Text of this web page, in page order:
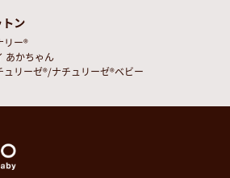
ン
リー®
あかちゃん
ュリーゼ®/ナチュリーゼ®ベビー